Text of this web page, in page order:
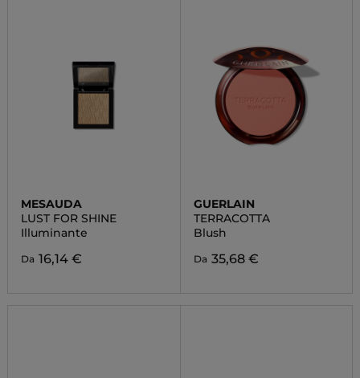
MESAUDA
LUST FOR SHINE
Illuminante
Da 16,14 €
GUERLAIN
TERRACOTTA
Blush
Da 35,68 €